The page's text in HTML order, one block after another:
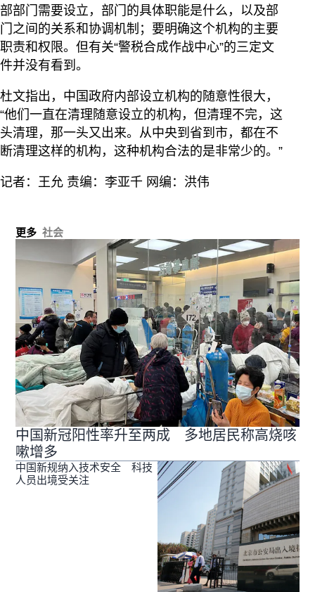
部部门需要设立，部门的具体职能是什么，以及部
门之间的关系和协调机制；要明确这个机构的主要
职责和权限。但有关“警税合成作战中心”的三定文
件并没有看到。
杜文指出，中国政府内部设立机构的随意性很大，
“他们一直在清理随意设立的机构，但清理不完，这
头清理，那一头又出来。从中央到省到市，都在不
断清理这样的机构，这种机构合法的是非常少的。”
记者：王允 责编：李亚千 网编：洪伟
更多 社会
中国新冠阳性率升至两成 多地居民称高烧咳
嗽增多
中国新规纳入技术安全 科技
人员出境受关注